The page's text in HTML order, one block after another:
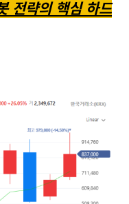
전략의 핵심 하드